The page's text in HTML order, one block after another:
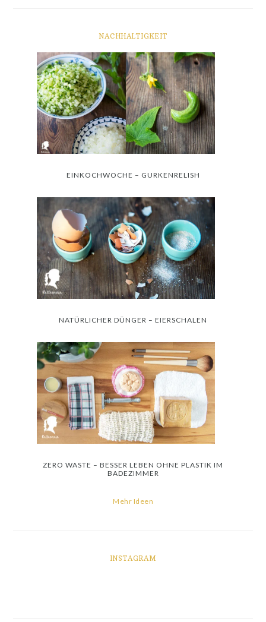
NACHHALTIGKEIT
EINKOCHWOCHE – GURKENRELISH
NATÜRLICHER DÜNGER – EIERSCHALEN
ZERO WASTE – BESSER LEBEN OHNE PLASTIK IM
BADEZIMMER
Mehr Ideen
INSTAGRAM